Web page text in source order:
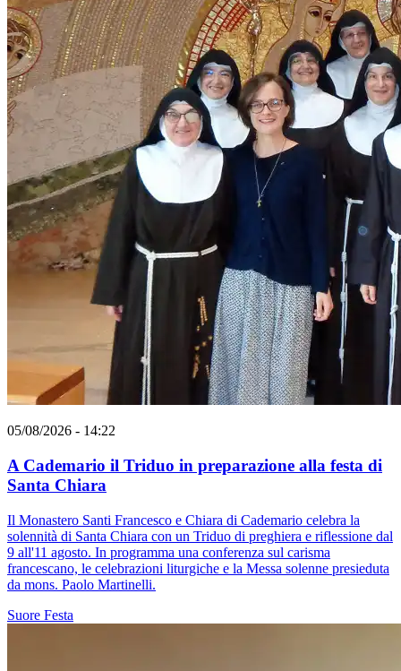
05/08/2026 - 14:22
A Cademario il Triduo in preparazione alla festa di
Santa Chiara
Il Monastero Santi Francesco e Chiara di Cademario celebra la
solennità di Santa Chiara con un Triduo di preghiera e riflessione dal
9 all'11 agosto. In programma una conferenza sul carisma
francescano, le celebrazioni liturgiche e la Messa solenne presieduta
da mons. Paolo Martinelli.
Suore Festa